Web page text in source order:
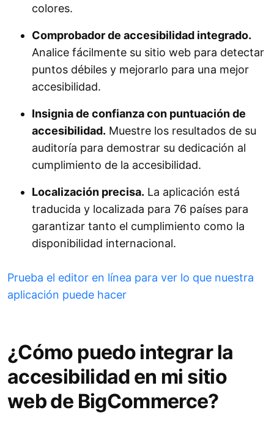
colores.
Comprobador de accesibilidad integrado.
Analice fácilmente su sitio web para detectar
puntos débiles y mejorarlo para una mejor
accesibilidad.
Insignia de confianza con puntuación de
accesibilidad. Muestre los resultados de su
auditoría para demostrar su dedicación al
cumplimiento de la accesibilidad.
Localización precisa. La aplicación está
traducida y localizada para 76 países para
garantizar tanto el cumplimiento como la
disponibilidad internacional.
Prueba el editor en línea para ver lo que nuestra
aplicación puede hacer
¿Cómo puedo integrar la
accesibilidad en mi sitio
web de BigCommerce?